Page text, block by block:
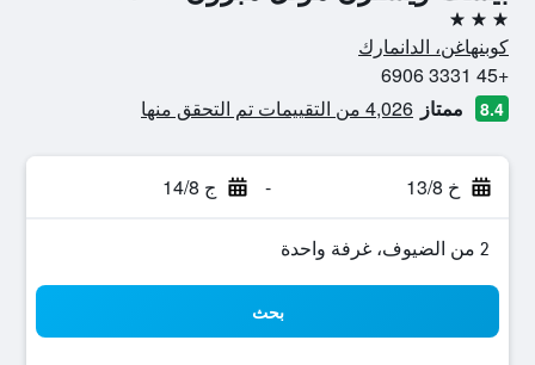
3 نجوم
كوبنهاغن، الدانمارك
+45 3331 6906
8.4 ممتاز 4,026 من التقييمات تم التحقق منها
خ 13/8 - ج 14/8
2 من الضيوف، غرفة واحدة
بحث